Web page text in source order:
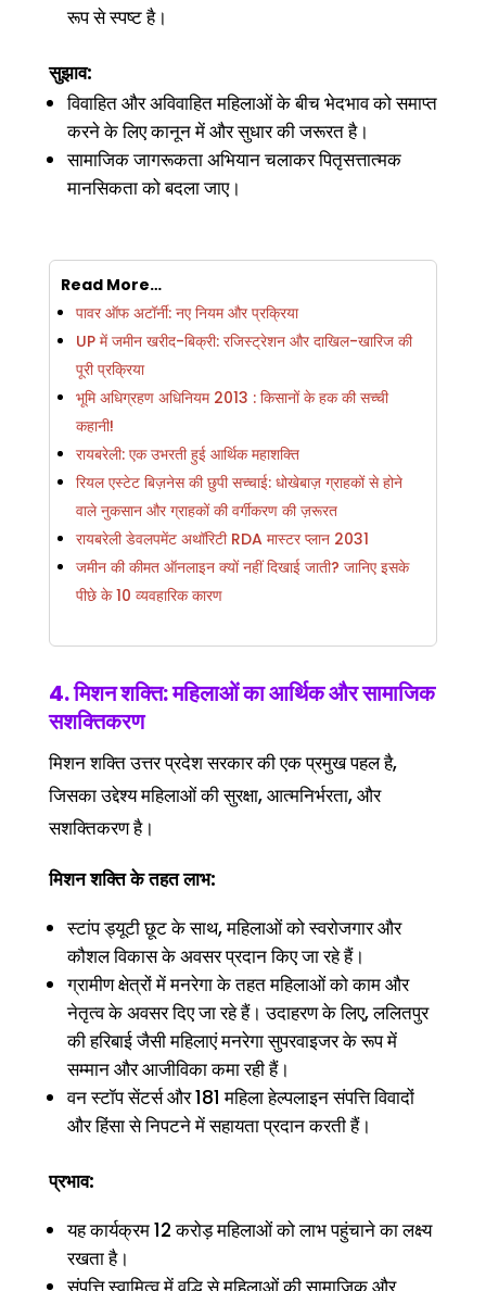
रूप से स्पष्ट है।
सुझाव:
विवाहित और अविवाहित महिलाओं के बीच भेदभाव को समाप्त
करने के लिए कानून में और सुधार की जरूरत है।
सामाजिक जागरूकता अभियान चलाकर पितृसत्तात्मक
मानसिकता को बदला जाए।
Read More…
पावर ऑफ अटॉर्नी: नए नियम और प्रक्रिया
UP में जमीन खरीद-बिक्री: रजिस्ट्रेशन और दाखिल-खारिज की
पूरी प्रक्रिया
भूमि अधिग्रहण अधिनियम 2013 : किसानों के हक की सच्ची
कहानी!
रायबरेली: एक उभरती हुई आर्थिक महाशक्ति
रियल एस्टेट बिज़नेस की छुपी सच्चाई: धोखेबाज़ ग्राहकों से होने
वाले नुकसान और ग्राहकों की वर्गीकरण की ज़रूरत
रायबरेली डेवलपमेंट अथॉरिटी RDA मास्टर प्लान 2031
जमीन की कीमत ऑनलाइन क्यों नहीं दिखाई जाती? जानिए इसके
पीछे के 10 व्यवहारिक कारण
4. मिशन शक्ति: महिलाओं का आर्थिक और सामाजिक
सशक्तिकरण
मिशन शक्ति उत्तर प्रदेश सरकार की एक प्रमुख पहल है,
जिसका उद्देश्य महिलाओं की सुरक्षा, आत्मनिर्भरता, और
सशक्तिकरण है।
मिशन शक्ति के तहत लाभ:
स्टांप ड्यूटी छूट के साथ, महिलाओं को स्वरोजगार और
कौशल विकास के अवसर प्रदान किए जा रहे हैं।
ग्रामीण क्षेत्रों में मनरेगा के तहत महिलाओं को काम और
नेतृत्व के अवसर दिए जा रहे हैं। उदाहरण के लिए, ललितपुर
की हरिबाई जैसी महिलाएं मनरेगा सुपरवाइजर के रूप में
सम्मान और आजीविका कमा रही हैं।
वन स्टॉप सेंटर्स और 181 महिला हेल्पलाइन संपत्ति विवादों
और हिंसा से निपटने में सहायता प्रदान करती हैं।
प्रभाव:
यह कार्यक्रम 12 करोड़ महिलाओं को लाभ पहुंचाने का लक्ष्य
रखता है।